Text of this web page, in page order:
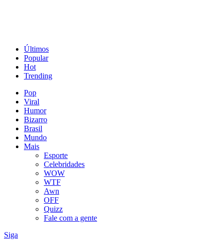
Últimos
Popular
Hot
Trending
Pop
Viral
Humor
Bizarro
Brasil
Mundo
Mais
Esporte
Celebridades
WOW
WTF
Awn
OFF
Quizz
Fale com a gente
Siga